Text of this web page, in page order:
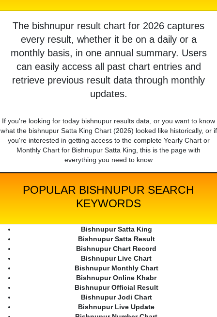
The bishnupur result chart for 2026 captures
every result, whether it be on a daily or a
monthly basis, in one annual summary. Users
can easily access all past chart entries and
retrieve previous result data through monthly
updates.
If you're looking for today bishnupur results data, or you want to know
what the bishnupur Satta King Chart (2026) looked like historically, or if
you're interested in getting access to the complete Yearly Chart or
Monthly Chart for Bishnupur Satta King, this is the page with
everything you need to know
POPULAR BISHNUPUR SEARCH
KEYWORDS
Bishnupur Satta King
Bishnupur Satta Result
Bishnupur Chart Record
Bishnupur Live Chart
Bishnupur Monthly Chart
Bishnupur Online Khabr
Bishnupur Official Result
Bishnupur Jodi Chart
Bishnupur Live Update